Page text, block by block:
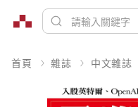
首頁 雜誌 中文雜誌